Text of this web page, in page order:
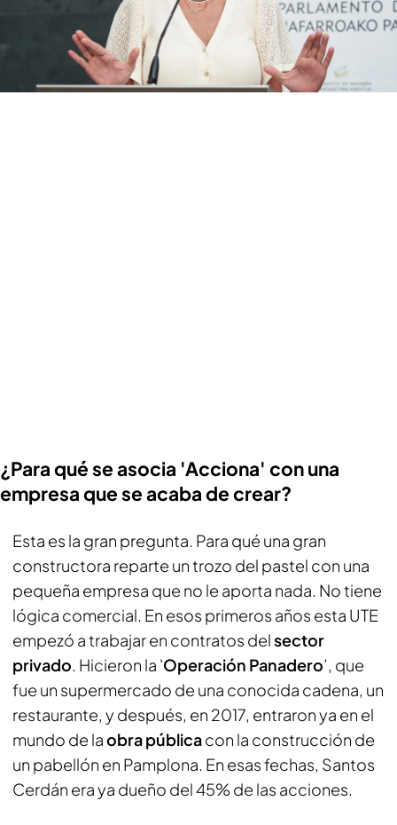
¿Para qué se asocia 'Acciona' con una
empresa que se acaba de crear?
Esta es la gran pregunta. Para qué una gran
constructora reparte un trozo del pastel con una
pequeña empresa que no le aporta nada. No tiene
lógica comercial. En esos primeros años esta UTE
empezó a trabajar en contratos delsector
privado. Hicieron la 'Operación Panadero’, que
fue un supermercado de una conocida cadena, un
restaurante, y después, en 2017, entraron ya en el
mundo de laobra públicacon la construcción de
un pabellón en Pamplona. En esas fechas, Santos
Cerdán era ya dueño del 45% de las acciones.